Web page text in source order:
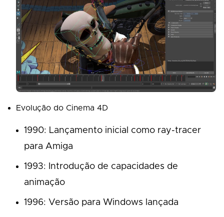
Evolução do Cinema 4D
1990: Lançamento inicial como ray-tracer
para Amiga
1993: Introdução de capacidades de
animação
1996: Versão para Windows lançada